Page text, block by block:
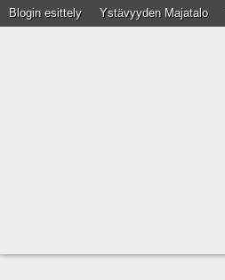
Blogin esittely Ystävyyden Majatalo